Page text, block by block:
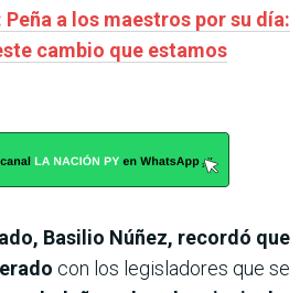
a los maestros por su día:
cambio que estamos
Basilio Núñez, recordó que
con los legisladores que se